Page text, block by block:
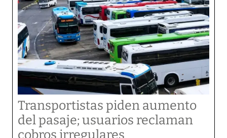
Transportistas piden aumento
del pasaje; usuarios reclaman
cobros irregulares